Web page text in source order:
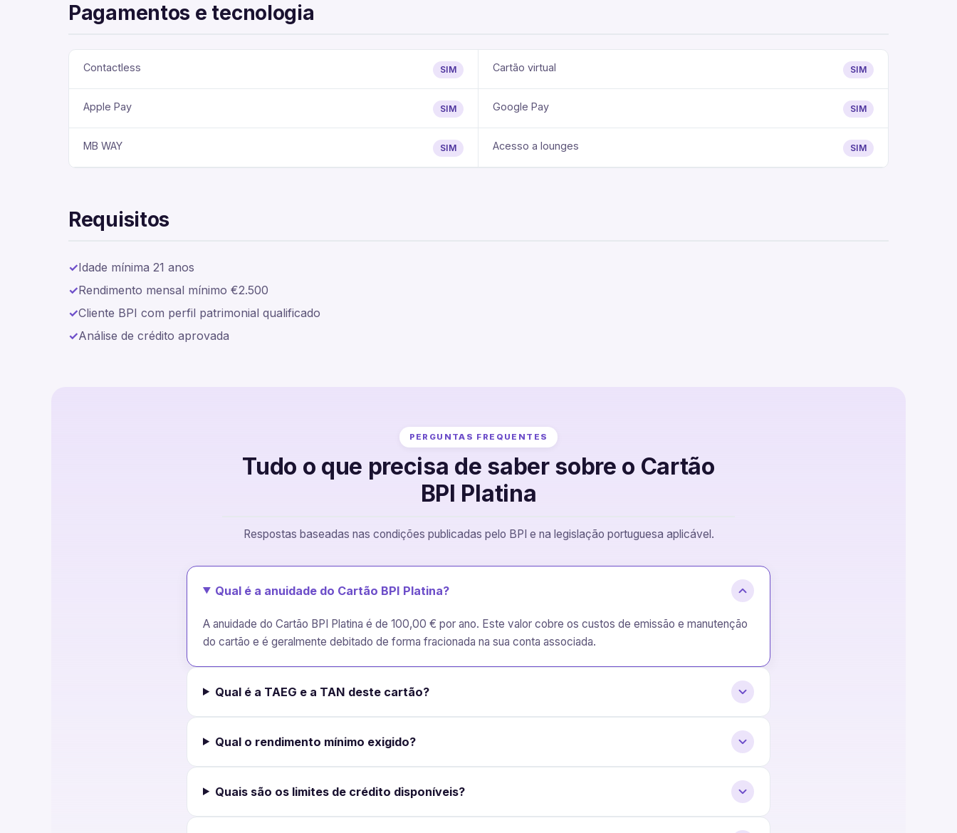
Pagamentos e tecnologia
Contactless SIM Cartão virtual SIM
Apple Pay SIM Google Pay SIM
MB WAY SIM Acesso a lounges SIM
Requisitos
Idade mínima 21 anos
Rendimento mensal mínimo €2.500
Cliente BPI com perfil patrimonial qualificado
Análise de crédito aprovada
PERGUNTAS FREQUENTES
Tudo o que precisa de saber sobre o Cartão
BPI Platina
Respostas baseadas nas condições publicadas pelo BPI e na legislação portuguesa aplicável.
Qual é a anuidade do Cartão BPI Platina?
A anuidade do Cartão BPI Platina é de 100,00 € por ano. Este valor cobre os custos de emissão e manutenção
do cartão e é geralmente debitado de forma fracionada na sua conta associada.
Qual é a TAEG e a TAN deste cartão?
Qual o rendimento mínimo exigido?
Quais são os limites de crédito disponíveis?